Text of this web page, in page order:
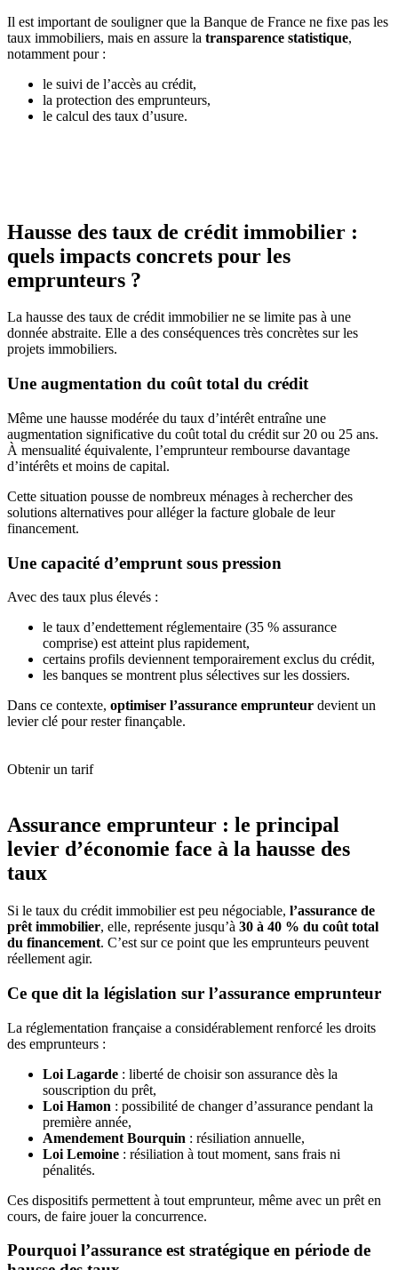
Il est important de souligner que la Banque de France ne fixe pas les
taux immobiliers, mais en assure la transparence statistique,
notamment pour :
le suivi de l’accès au crédit,
la protection des emprunteurs,
le calcul des taux d’usure.
Hausse des taux de crédit immobilier :
quels impacts concrets pour les
emprunteurs ?
La hausse des taux de crédit immobilier ne se limite pas à une
donnée abstraite. Elle a des conséquences très concrètes sur les
projets immobiliers.
Une augmentation du coût total du crédit
Même une hausse modérée du taux d’intérêt entraîne une
augmentation significative du coût total du crédit sur 20 ou 25 ans.
À mensualité équivalente, l’emprunteur rembourse davantage
d’intérêts et moins de capital.
Cette situation pousse de nombreux ménages à rechercher des
solutions alternatives pour alléger la facture globale de leur
financement.
Une capacité d’emprunt sous pression
Avec des taux plus élevés :
le taux d’endettement réglementaire (35 % assurance
comprise) est atteint plus rapidement,
certains profils deviennent temporairement exclus du crédit,
les banques se montrent plus sélectives sur les dossiers.
Dans ce contexte, optimiser l’assurance emprunteur devient un
levier clé pour rester finançable.
Obtenir un tarif
Assurance emprunteur : le principal
levier d’économie face à la hausse des
taux
Si le taux du crédit immobilier est peu négociable, l’assurance de
prêt immobilier, elle, représente jusqu’à 30 à 40 % du coût total
du financement. C’est sur ce point que les emprunteurs peuvent
réellement agir.
Ce que dit la législation sur l’assurance emprunteur
La réglementation française a considérablement renforcé les droits
des emprunteurs :
Loi Lagarde : liberté de choisir son assurance dès la
souscription du prêt,
Loi Hamon : possibilité de changer d’assurance pendant la
première année,
Amendement Bourquin : résiliation annuelle,
Loi Lemoine : résiliation à tout moment, sans frais ni
pénalités.
Ces dispositifs permettent à tout emprunteur, même avec un prêt en
cours, de faire jouer la concurrence.
Pourquoi l’assurance est stratégique en période de